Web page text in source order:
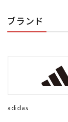
ブランド
adidas